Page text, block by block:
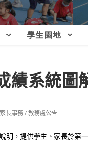
學生園地
績系統圖
家長事務/教務處公告
明，提供學生、家長於第